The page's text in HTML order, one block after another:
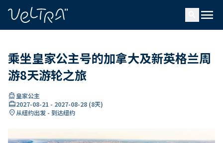
menu
乘坐皇家公主号的加拿大及新英格兰周
游8天游轮之旅
directions_boat皇家公主
card_travel2027-08-21 - 2027-08-28 (8天)
location_on从纽约出发 - 到达纽约